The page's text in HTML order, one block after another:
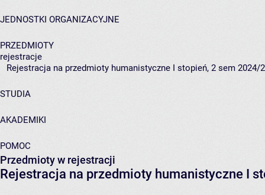
JEDNOSTKI ORGANIZACYJNE
PRZEDMIOTY
rejestracje
Rejestracja na przedmioty humanistyczne I stopień, 2 sem 2024/
STUDIA
AKADEMIKI
POMOC
Przedmioty w rejestracji
Rejestracja na przedmioty humanistyczne I